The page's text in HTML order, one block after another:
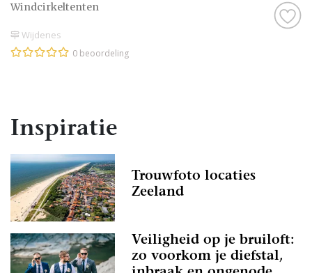
Windcirkeltenten
Wijdenes
0 beoordeling
Inspiratie
Trouwfoto locaties
Zeeland
Veiligheid op je bruiloft:
zo voorkom je diefstal,